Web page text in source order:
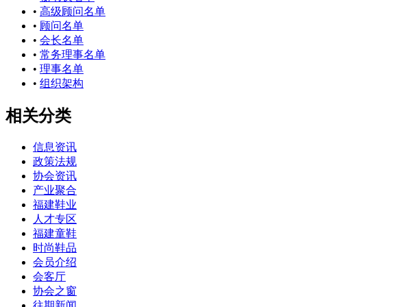
• 高级顾问名单
• 顾问名单
• 会长名单
• 常务理事名单
• 理事名单
• 组织架构
相关分类
信息资讯
政策法规
协会资讯
产业聚合
福建鞋业
人才专区
福建童鞋
时尚鞋品
会员介绍
会客厅
协会之窗